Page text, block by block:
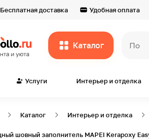
Бесплатная доставка Удобная оплата
Каталог
Услуги Интерьер и отделка
Каталог Интерьер и отделка
шовный заполнитель MAPEI Kerapoxy